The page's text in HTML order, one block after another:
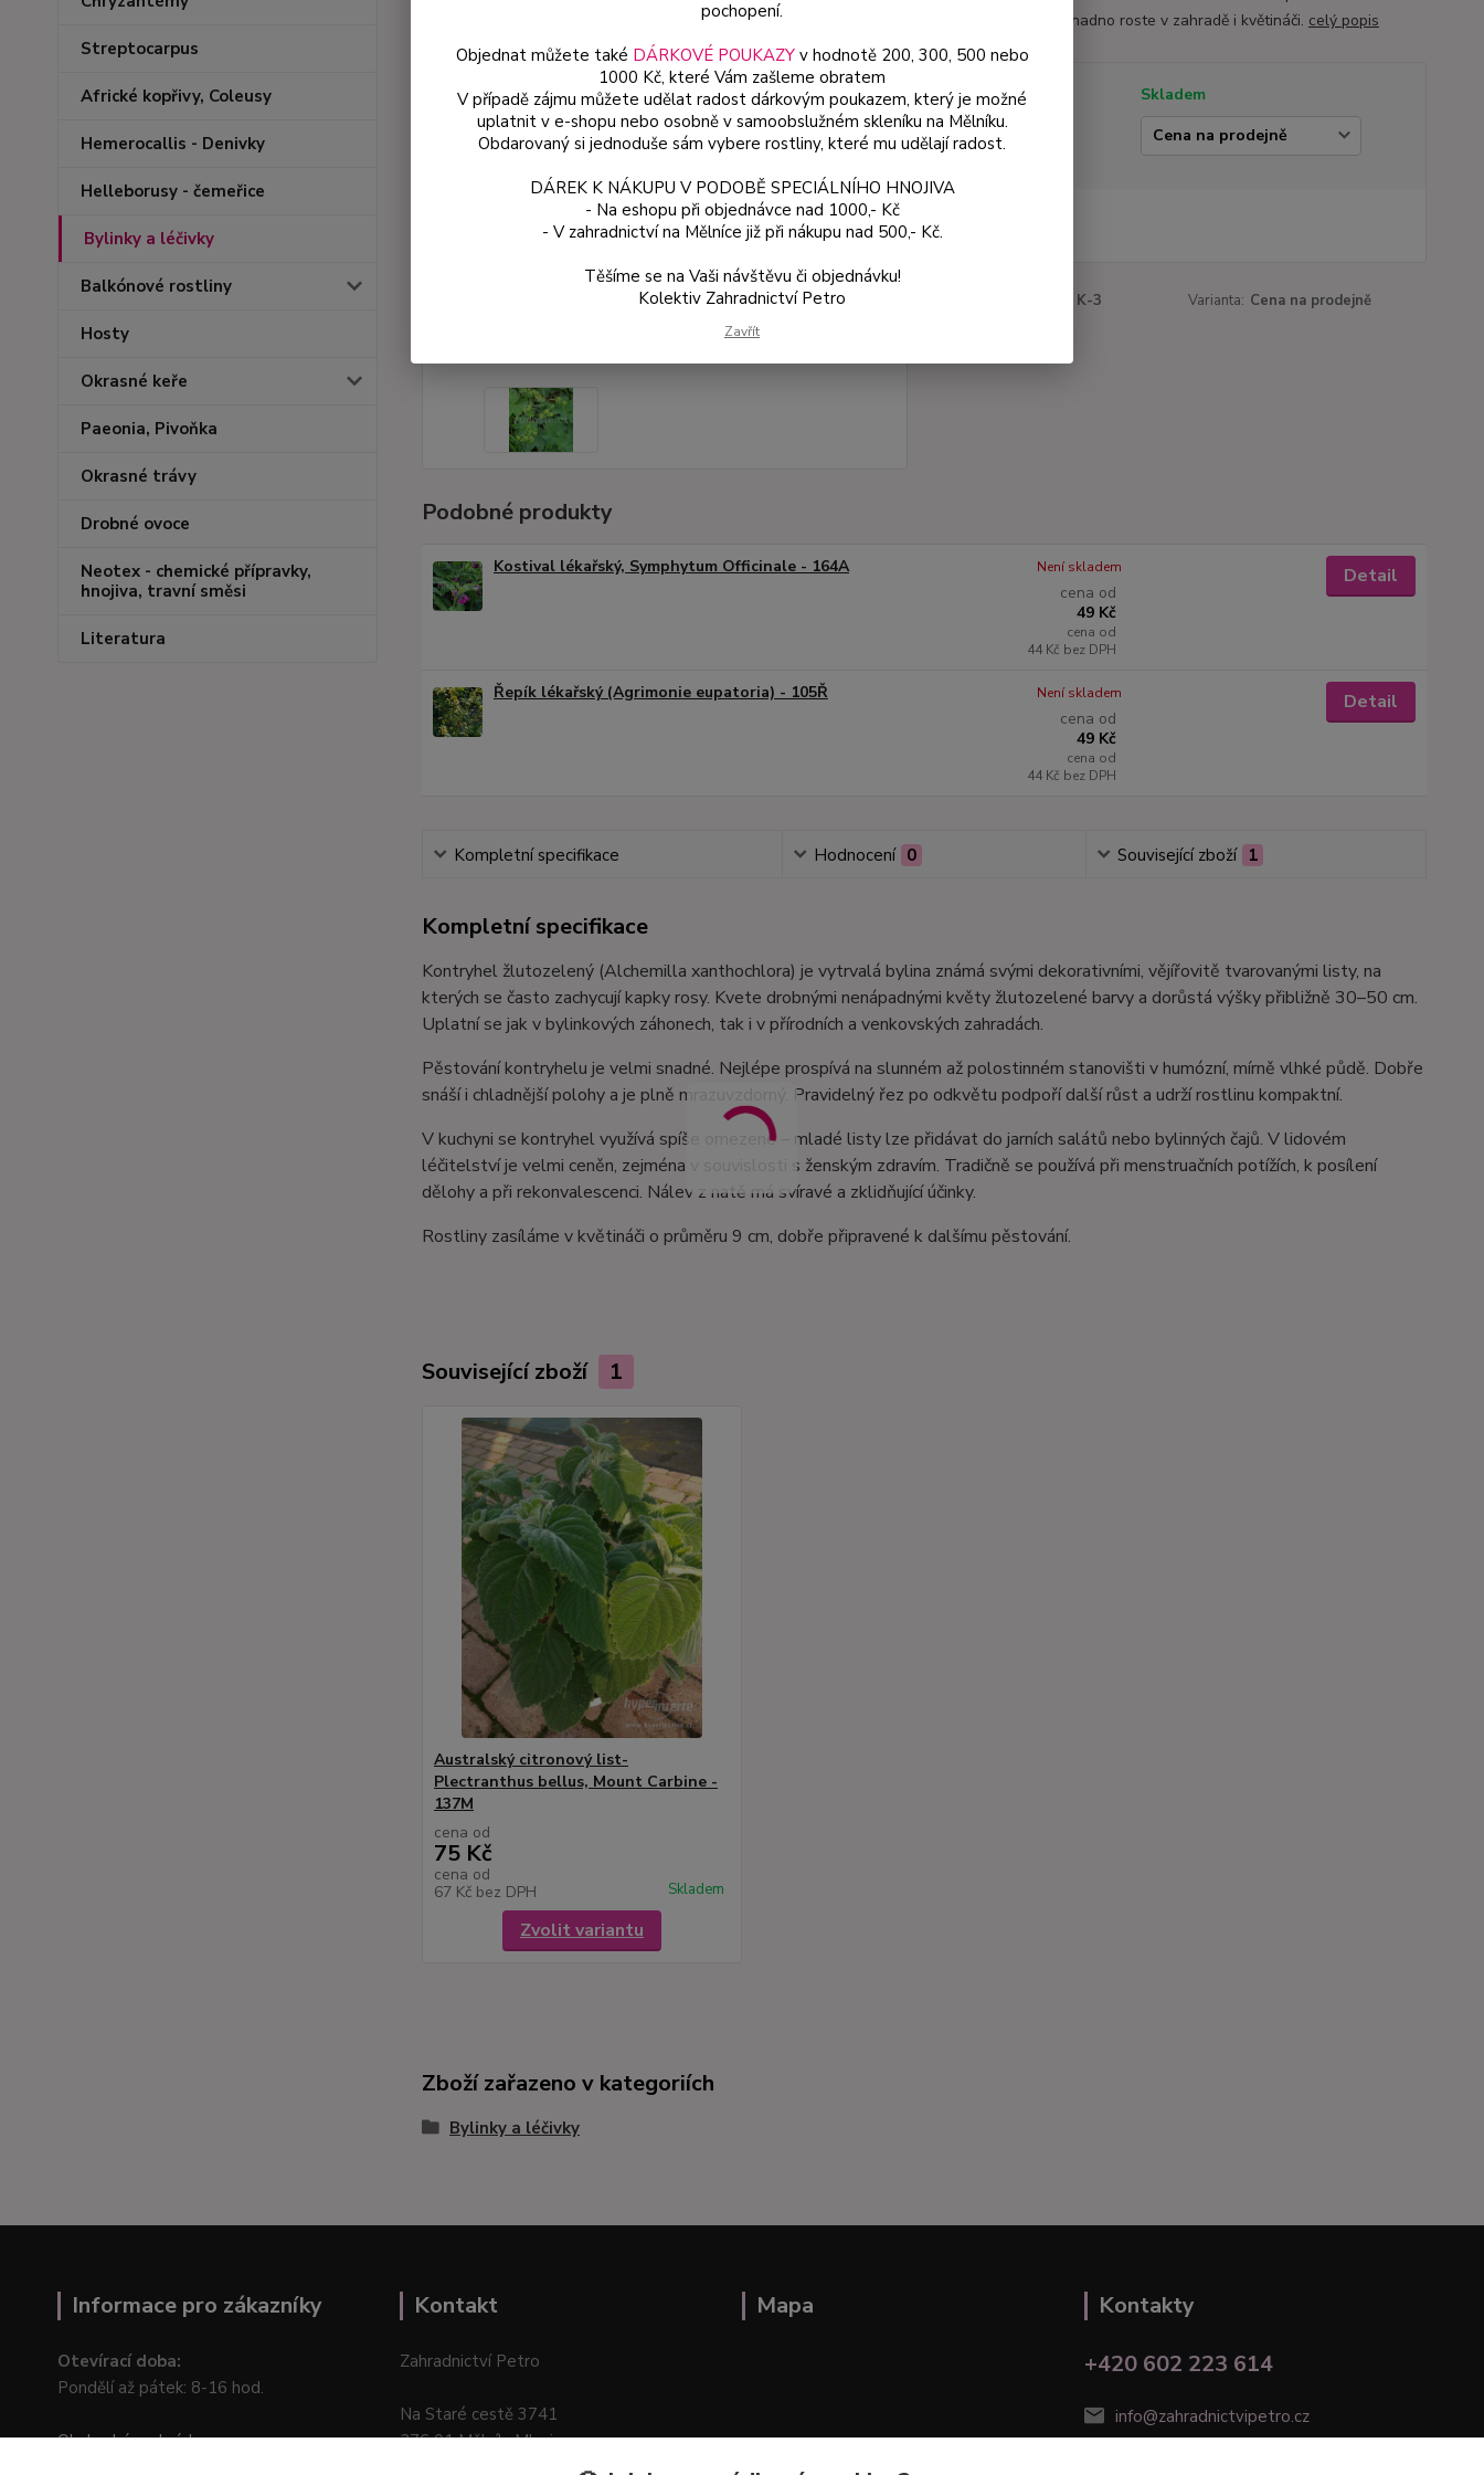
Streptocarpus
Africké kopřivy, Coleusy
Hemerocallis - Denivky
Helleborusy - čemeřice
Bylinky a léčivky
Balkónové rostliny
Hosty
Okrasné keře
Paeonia, Pivoňka
Okrasné trávy
Drobné ovoce
Neotex - chemické přípravky,
hnojiva, travní směsi
Literatura
stahující účinky a snadno roste v zahradě i květináči. celý popis
Dostupnost
Skladem
Varianta
164 K-3 Varianta: Cena na prodejně
Podobné produkty
Kostival lékařský, Symphytum Officinale - 164A
cena od
49 Kč
cena od
44 Kč bez DPH
Není skladem Detail
Řepík lékařský (Agrimonie eupatoria) - 105Ř
cena od
49 Kč
cena od
44 Kč bez DPH
Není skladem Detail
Kompletní specifikace Hodnocení 0 Související zboží 1
Kompletní specifikace
Kontryhel žlutozelený (Alchemilla xanthochlora) je vytrvalá bylina známá svými dekorativními, vějířovitě tvarovanými listy, na
kterých se často zachycují kapky rosy. Kvete drobnými nenápadnými květy žlutozelené barvy a dorůstá výšky přibližně 30–50 cm.
Uplatní se jak v bylinkových záhonech, tak i v přírodních a venkovských zahradách.
Pěstování kontryhelu je velmi snadné. Nejlépe prospívá na slunném až polostinném stanovišti v humózní, mírně vlhké půdě. Dobře
snáší i chladnější polohy a je plně mrazuvzdorný. Pravidelný řez po odkvětu podpoří další růst a udrží rostlinu kompaktní.
V kuchyni se kontryhel využívá spíše omezeně – mladé listy lze přidávat do jarních salátů nebo bylinných čajů. V lidovém
léčitelství je velmi ceněn, zejména v souvislosti s ženským zdravím. Tradičně se používá při menstruačních potížích, k posílení
dělohy a při rekonvalescenci. Nálev z natě má svíravé a zklidňující účinky.
Rostliny zasíláme v květináči o průměru 9 cm, dobře připravené k dalšímu pěstování.
Související zboží 1
Australský citronový list-
Plectranthus bellus, Mount Carbine -
137M
cena od
75 Kč
cena od
67 Kč bez DPH Skladem
Zvolit variantu
Zboží zařazeno v kategoriích
Bylinky a léčivky
Informace pro zákazníky
Otevírací doba:
Pondělí až pátek: 8-16 hod.
Obchodní podmínky
Kontakt
Zahradnictví Petro
Na Staré cestě 3741
276 01 Mělník–Mlazice
Mapa
Kontakty
+420 602 223 614
info@zahradnictvipetro.cz
pochopení.
Objednat můžete také DÁRKOVÉ POUKAZYv hodnotě 200, 300, 500 nebo
1000 Kč, které Vám zašleme obratem
V případě zájmu můžete udělat radost dárkovým poukazem, který je možné
uplatnit v e-shopu nebo osobně v samoobslužném skleníku na Mělníku.
Obdarovaný si jednoduše sám vybere rostliny, které mu udělají radost.
DÁREK K NÁKUPU V PODOBĚ SPECIÁLNÍHO HNOJIVA
- Na eshopu při objednávce nad 1000,- Kč
- V zahradnictví na Mělníce již při nákupu nad 500,- Kč.
Těšíme se na Vaši návštěvu či objednávku!
Kolektiv Zahradnictví Petro
Zavřít